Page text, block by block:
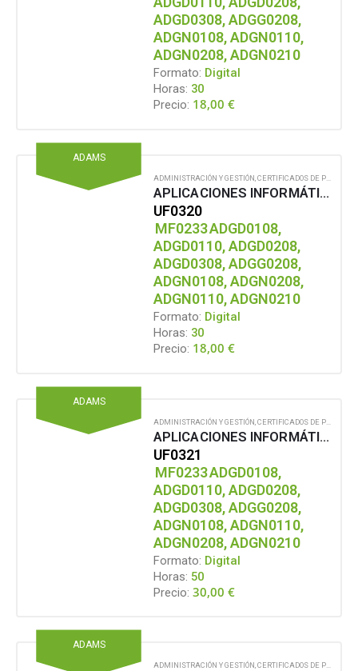
ADGD0308, ADGG0208,
ADGN0108, ADGN0110,
ADGN0208, ADGN0210
Formato: Digital
Horas: 30
Precio: 18,00€
ADAMS
ADMINISTRACIÓN Y GESTIÓN CERTIFICADOS DE PROFESIONALIDAD
APLICACIONES INFORMÁTICAS DE TRATAMIENTO DE TEXTOS (OFIMÁTICA (Microsoft Office))
UF0320
MF0233ADGD0108,
ADGD0110, ADGD0208,
ADGD0308, ADGG0208,
ADGN0108, ADGN0208,
ADGN0110, ADGN0210
Formato: Digital
Horas: 30
Precio: 18,00€
ADAMS
ADMINISTRACIÓN Y GESTIÓN CERTIFICADOS DE PROFESIONALIDAD
APLICACIONES INFORMÁTICAS DE HOJAS DE CÁLCULO (Microsoft Office)
UF0321
MF0233ADGD0108,
ADGD0110, ADGD0208,
ADGD0308, ADGG0208,
ADGN0108, ADGN0110,
ADGN0208, ADGN0210
Formato: Digital
Horas: 50
Precio: 30,00€
ADAMS
ADMINISTRACIÓN Y GESTIÓN,CERTIFICADOS DE PROFESIONALIDAD